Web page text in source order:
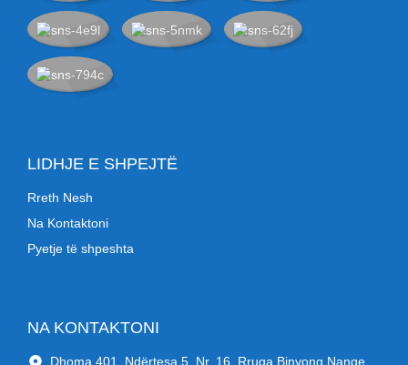
LIDHJE E SHPEJTË
Rreth Nesh
Na Kontaktoni
Pyetje të shpeshta
NA KONTAKTONI
Dhoma 401, Ndërtesa 5, Nr. 16, Rruga Binyong Nange